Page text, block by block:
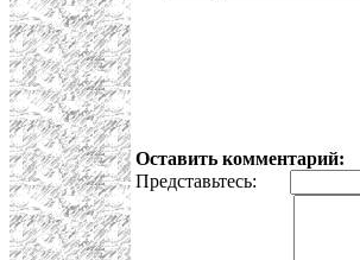
Оставить комментарий:
Представьтесь: